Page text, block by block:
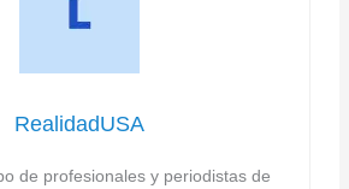
RealidadUSA
de profesionales y periodistas de